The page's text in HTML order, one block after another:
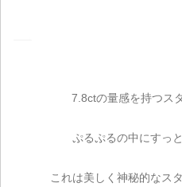
7.8ctの量感を持つス
ぷるぷるの中にすっ
これは美しく神秘的なス